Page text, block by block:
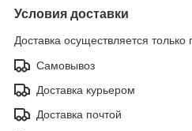
Условия доставки
Доставка осуществляется только
Самовывоз
Доставка курьером
Доставка почтой